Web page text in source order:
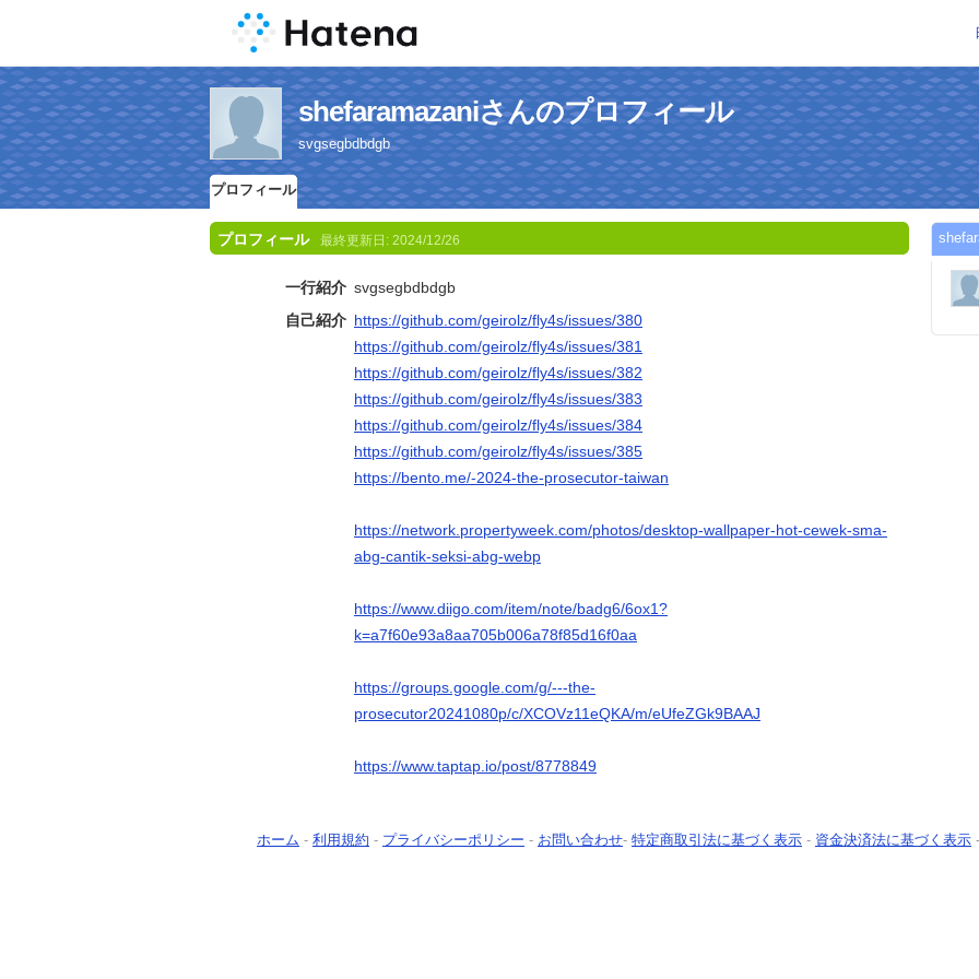
shefaramazaniさんのプロフィール
svgsegbdbdgb
プロフィール
プロフィール 最終更新日: 2024/12/26
一行紹介 svgsegbdbdgb
自己紹介 https://github.com/geirolz/fly4s/issues/380
https://github.com/geirolz/fly4s/issues/381
https://github.com/geirolz/fly4s/issues/382
https://github.com/geirolz/fly4s/issues/383
https://github.com/geirolz/fly4s/issues/384
https://github.com/geirolz/fly4s/issues/385
https://bento.me/-2024-the-prosecutor-taiwan
https://network.propertyweek.com/photos/desktop-wallpaper-hot-cewek-sma-
abg-cantik-seksi-abg-webp
https://www.diigo.com/item/note/badg6/6ox1?
k=a7f60e93a8aa705b006a78f85d16f0aa
https://groups.google.com/g/---the-
prosecutor20241080p/c/XCOVz11eQKA/m/eUfeZGk9BAAJ
https://www.taptap.io/post/8778849
ホーム - 利用規約 - プライバシーポリシー - お問い合わせ- 特定商取引法に基づく表示 - 資金決済法に基づく表示 -